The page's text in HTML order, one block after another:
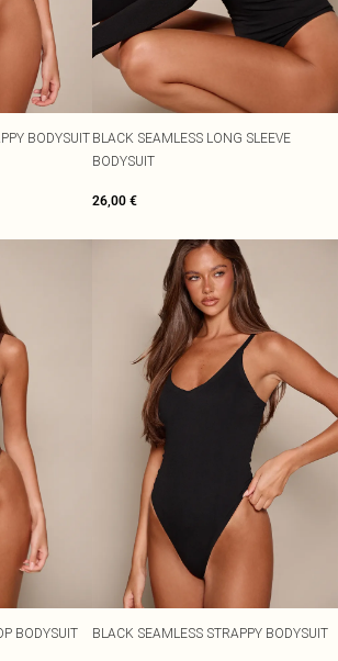
BODYSUIT BLACK SEAMLESS LONG SLEEVE
BODYSUIT
26,00 €
BODYSUIT BLACK SEAMLESS STRAPPY BODYSUIT